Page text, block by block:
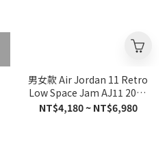
男女款 Air Jordan 11 Retro
Low Space Jam AJ11 2024
水晶大底 籃球鞋【FV5104-
NT$4,180 ~ NT$6,980